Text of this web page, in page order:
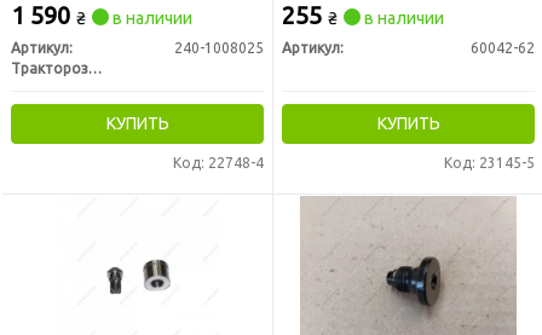
1 590 ₴ в наличии
Артикул:
240-1008025
Тракторозапчасть г. Ромны
КУПИТЬ
Код: 22748-4
255 ₴ в наличии
Артикул: 60042-62
КУПИТЬ
Код: 23145-5